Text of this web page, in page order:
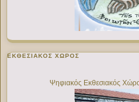
ΕΚΘΕΣΙΑΚΌΣ ΧΏΡΟΣ
Ψηφιακός Εκθεσιακός